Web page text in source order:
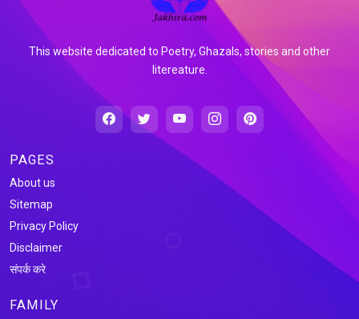
This website dedicated to Poetry, Ghazals, stories and other
litereature.
PAGES
About us
Sitemap
Privacy Policy
Disclaimer
संपर्क करे
FAMILY